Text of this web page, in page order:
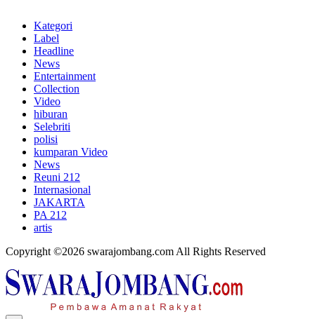
Kategori
Label
Headline
News
Entertainment
Collection
Video
hiburan
Selebriti
polisi
kumparan Video
News
Reuni 212
Internasional
JAKARTA
PA 212
artis
Copyright ©2026 swarajombang.com All Rights Reserved